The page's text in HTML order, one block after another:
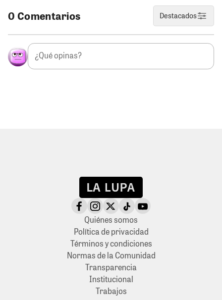
0 Comentarios Destacados
Quiénes somos
Política de privacidad
Términos y condiciones
Normas de la Comunidad
Transparencia
Institucional
Trabajos